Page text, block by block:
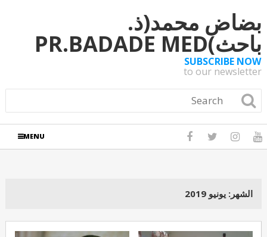
بضاض محمد(ذ.
باحث)PR.BADADE MED
SUBSCRIBE NOW
to our newsletter
MENU
الشهر: يونيو 2019